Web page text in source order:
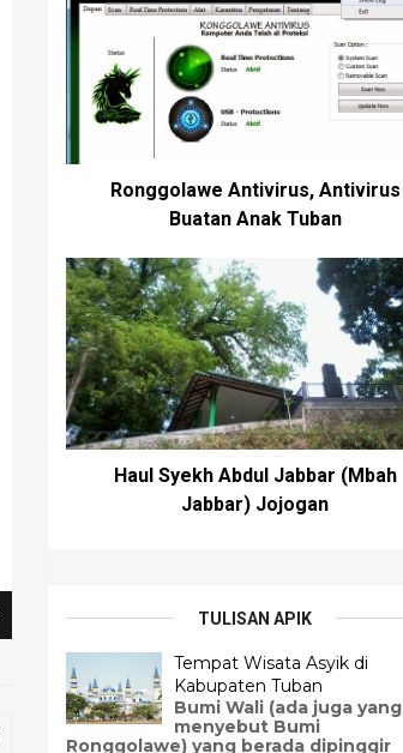
Ronggolawe Antivirus, Antivirus
Buatan Anak Tuban
Haul Syekh Abdul Jabbar (Mbah
Jabbar) Jojogan
TULISAN APIK
Tempat Wisata Asyik di
Kabupaten Tuban
Bumi Wali (ada juga yang
menyebut Bumi
Ronggolawe) yang berada dipinggir